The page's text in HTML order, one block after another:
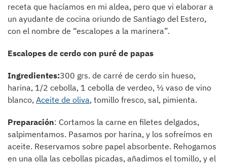
receta que hacíamos en mi aldea, pero que vi elaborar a
un ayudante de cocina oriundo de Santiago del Estero,
con el nombre de “escalopes a la marinera”.
Escalopes de cerdo con puré de papas
Ingredientes:300 grs. de carré de cerdo sin hueso,
harina, 1/2 cebolla, 1 cebolla de verdeo, ½ vaso de vino
blanco, Aceite de oliva, tomillo fresco, sal, pimienta.
Preparación: Cortamos la carne en filetes delgados,
salpimentamos. Pasamos por harina, y los sofreímos en
aceite. Reservamos sobre papel absorbente. Rehogamos
en una olla las cebollas picadas, añadimos el tomillo, y el